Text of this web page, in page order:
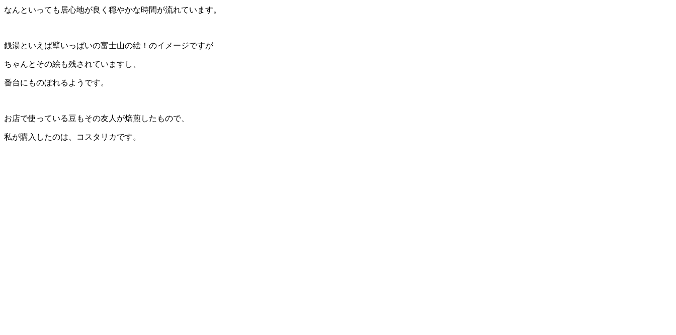
なんといっても居心地が良く穏やかな時間が流れています。
銭湯といえば壁いっぱいの富士山の絵！のイメージですが
ちゃんとその絵も残されていますし、
番台にものぼれるようです。
お店で使っている豆もその友人が焙煎したもので、
私が購入したのは、コスタリカです。